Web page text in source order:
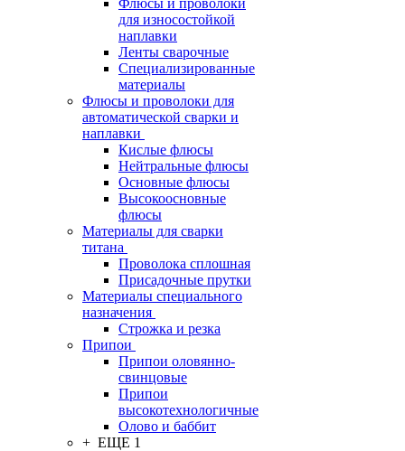
Флюсы и проволоки
для износостойкой
наплавки
Ленты сварочные
Специализированные
материалы
Флюсы и проволоки для
автоматической сварки и
наплавки
Кислые флюсы
Нейтральные флюсы
Основные флюсы
Высокоосновные
флюсы
Материалы для сварки
титана
Проволока сплошная
Присадочные прутки
Материалы специального
назначения
Строжка и резка
Припои
Припои оловянно-
свинцовые
Припои
высокотехнологичные
Олово и баббит
+ ЕЩЕ 1